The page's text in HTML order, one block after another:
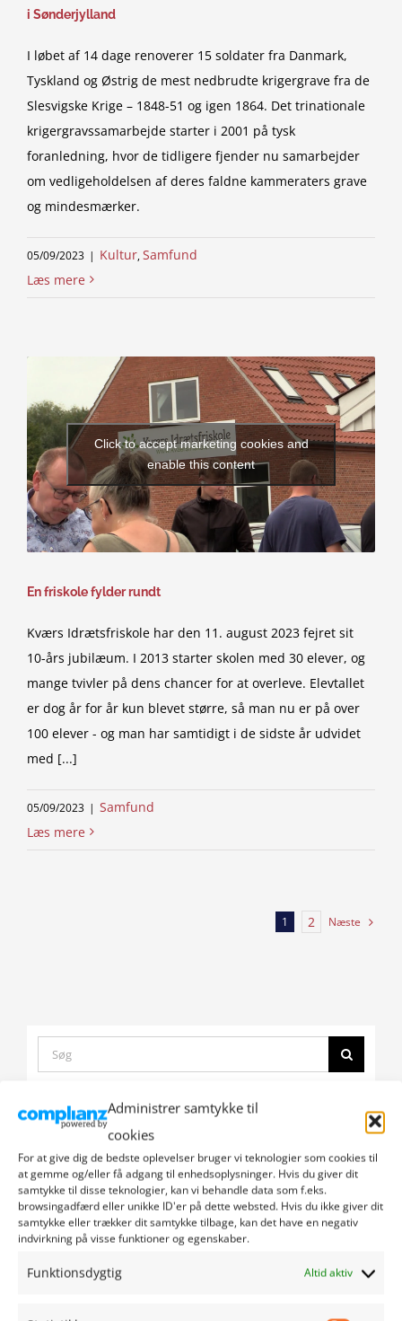
Administrer samtykke til
cookies
For at give dig de bedste oplevelser bruger vi teknologier som cookies til
at gemme og/eller få adgang til enhedsoplysninger. Hvis du giver dit
samtykke til disse teknologier, kan vi behandle data som f.eks.
browsingadfærd eller unikke ID'er på dette websted. Hvis du ikke giver dit
samtykke eller trækker dit samtykke tilbage, kan det have en negativ
indvirkning på visse funktioner og egenskaber.
Funktionsdygtig Altid aktiv
i Sønderjylland
I løbet af 14 dage renoverer 15 soldater fra Danmark,
Tyskland og Østrig de mest nedbrudte krigergrave fra de
Slesvigske Krige – 1848-51 og igen 1864. Det trinationale
krigergravssamarbejde starter i 2001 på tysk
foranledning, hvor de tidligere fjender nu samarbejder
om vedligeholdelsen af deres faldne kammeraters grave
og mindesmærker.
05/09/2023 | Kultur,Samfund
Læs mere
Click to accept marketing cookies and
enable this content
En friskole fylder rundt
Kværs Idrætsfriskole har den 11. august 2023 fejret sit
10-års jubilæum. I 2013 starter skolen med 30 elever, og
mange tvivler på dens chancer for at overleve. Elevtallet
er dog år for år kun blevet større, så man nu er på over
100 elever - og man har samtidigt i de sidste år udvidet
med [...]
05/09/2023 | Samfund
Læs mere
1 2 Næste
Search
for:
Populært
to
marketing
cookies
and
enable
this
content
Scenen er sat – Teglværksspillet
Enkeland
23/08/2022
Click
to
accept
cookies Jazz i 1920’ernes stil
Click